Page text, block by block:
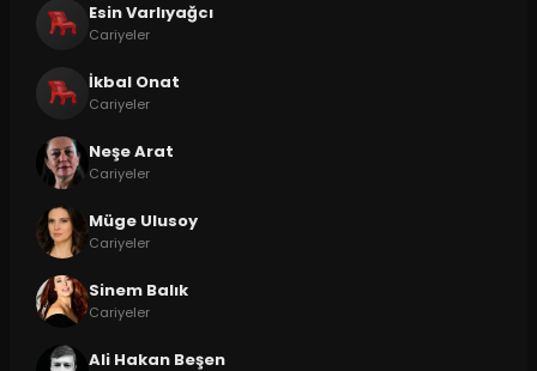
Esin Varlıyağcı
Cariyeler
İkbal Onat
Cariyeler
Neşe Arat
Cariyeler
Müge Ulusoy
Cariyeler
Sinem Balık
Cariyeler
Ali Hakan Beşen